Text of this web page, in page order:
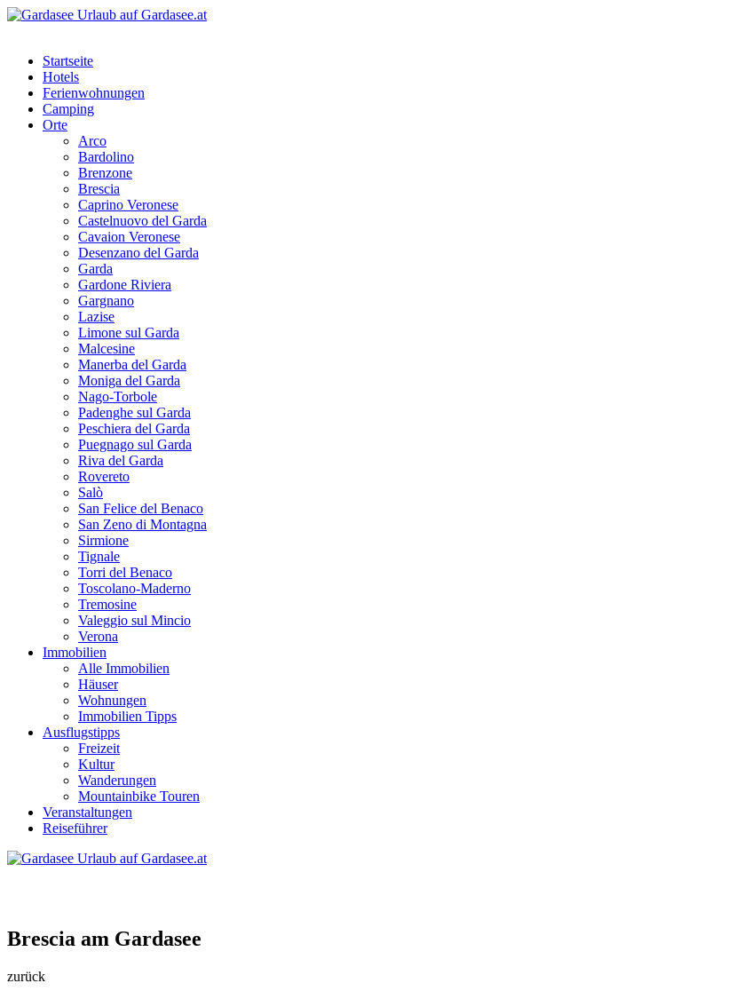
Startseite
Hotels
Ferienwohnungen
Camping
Orte
Arco
Bardolino
Brenzone
Brescia
Caprino Veronese
Castelnuovo del Garda
Cavaion Veronese
Desenzano del Garda
Garda
Gardone Riviera
Gargnano
Lazise
Limone sul Garda
Malcesine
Manerba del Garda
Moniga del Garda
Nago-Torbole
Padenghe sul Garda
Peschiera del Garda
Puegnago sul Garda
Riva del Garda
Rovereto
Salò
San Felice del Benaco
San Zeno di Montagna
Sirmione
Tignale
Torri del Benaco
Toscolano-Maderno
Tremosine
Valeggio sul Mincio
Verona
Immobilien
Alle Immobilien
Häuser
Wohnungen
Immobilien Tipps
Ausflugstipps
Freizeit
Kultur
Wanderungen
Mountainbike Touren
Veranstaltungen
Reiseführer
Brescia am Gardasee
zurück